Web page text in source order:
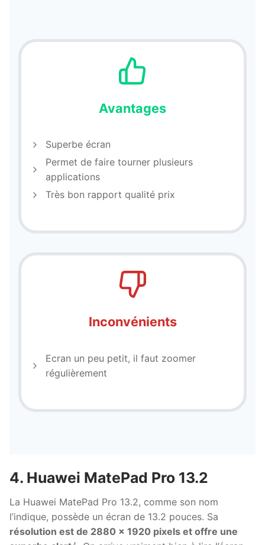
Avantages
Superbe écran
Permet de faire tourner plusieurs
applications
Très bon rapport qualité prix
Inconvénients
Ecran un peu petit, il faut zoomer
régulièrement
4. Huawei MatePad Pro 13.2
La Huawei MatePad Pro 13.2, comme son nom
l’indique, possède un écran de 13.2 pouces. Sa
résolution est de 2880 x 1920 pixels et offre une